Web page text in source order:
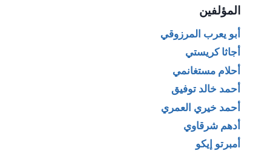
المؤلفين
أبو يعرب المرزوقي
أجاثا كريستي
أحلام مستغانمي
أحمد خالد توفيق
أحمد خيري العمري
أدهم شرقاوي
أمبرتو إيكو